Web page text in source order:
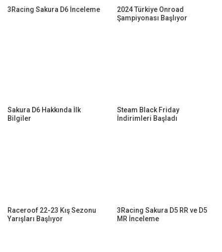
3Racing Sakura D6 İnceleme
2024 Türkiye Onroad
Şampiyonası Başlıyor
Sakura D6 Hakkında İlk
Bilgiler
Steam Black Friday
İndirimleri Başladı
Raceroof 22-23 Kış Sezonu
Yarışları Başlıyor
3Racing Sakura D5 RR ve D5
MR İnceleme